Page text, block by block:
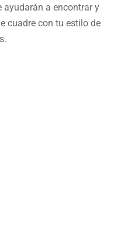
ayudarán a encontrar y
cuadre con tu estilo de